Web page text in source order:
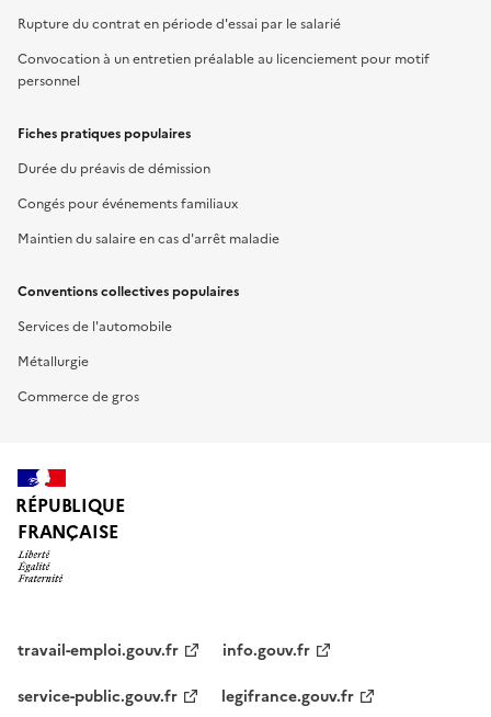
Rupture du contrat en période d'essai par le salarié
Convocation à un entretien préalable au licenciement pour motif
personnel
Fiches pratiques populaires
Durée du préavis de démission
Congés pour événements familiaux
Maintien du salaire en cas d'arrêt maladie
Conventions collectives populaires
Services de l'automobile
Métallurgie
Commerce de gros
RÉPUBLIQUE
FRANÇAISE
travail-emploi.gouv.fr
info.gouv.fr
service-public.gouv.fr
legifrance.gouv.fr